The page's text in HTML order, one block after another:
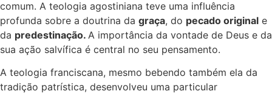
comum. A teologia agostiniana teve uma influência
profunda sobre a doutrina da graça, do pecado original e
da predestinação. A importância da vontade de Deus e da
sua ação salvífica é central no seu pensamento.
A teologia franciscana, mesmo bebendo também ela da
tradição patrística, desenvolveu uma particular